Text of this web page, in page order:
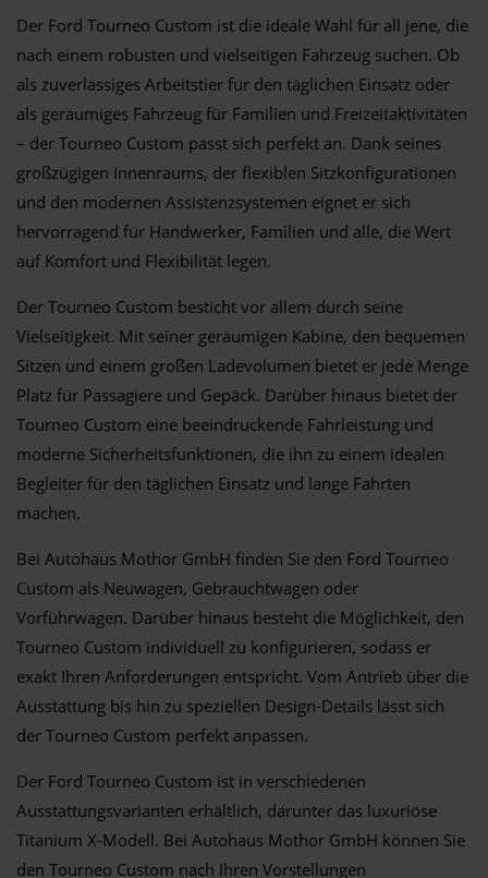
Der Ford Tourneo Custom ist die ideale Wahl für all jene, die
nach einem robusten und vielseitigen Fahrzeug suchen. Ob
als zuverlässiges Arbeitstier für den täglichen Einsatz oder
als geräumiges Fahrzeug für Familien und Freizeitaktivitäten
– der Tourneo Custom passt sich perfekt an. Dank seines
großzügigen Innenraums, der flexiblen Sitzkonfigurationen
und den modernen Assistenzsystemen eignet er sich
hervorragend für Handwerker, Familien und alle, die Wert
auf Komfort und Flexibilität legen.
Der Tourneo Custom besticht vor allem durch seine
Vielseitigkeit. Mit seiner geräumigen Kabine, den bequemen
Sitzen und einem großen Ladevolumen bietet er jede Menge
Platz für Passagiere und Gepäck. Darüber hinaus bietet der
Tourneo Custom eine beeindruckende Fahrleistung und
moderne Sicherheitsfunktionen, die ihn zu einem idealen
Begleiter für den täglichen Einsatz und lange Fahrten
machen.
Bei Autohaus Mothor GmbH finden Sie den Ford Tourneo
Custom als Neuwagen, Gebrauchtwagen oder
Vorführwagen. Darüber hinaus besteht die Möglichkeit, den
Tourneo Custom individuell zu konfigurieren, sodass er
exakt Ihren Anforderungen entspricht. Vom Antrieb über die
Ausstattung bis hin zu speziellen Design-Details lässt sich
der Tourneo Custom perfekt anpassen.
Der Ford Tourneo Custom ist in verschiedenen
Ausstattungsvarianten erhältlich, darunter das luxuriöse
Titanium X-Modell. Bei Autohaus Mothor GmbH können Sie
den Tourneo Custom nach Ihren Vorstellungen